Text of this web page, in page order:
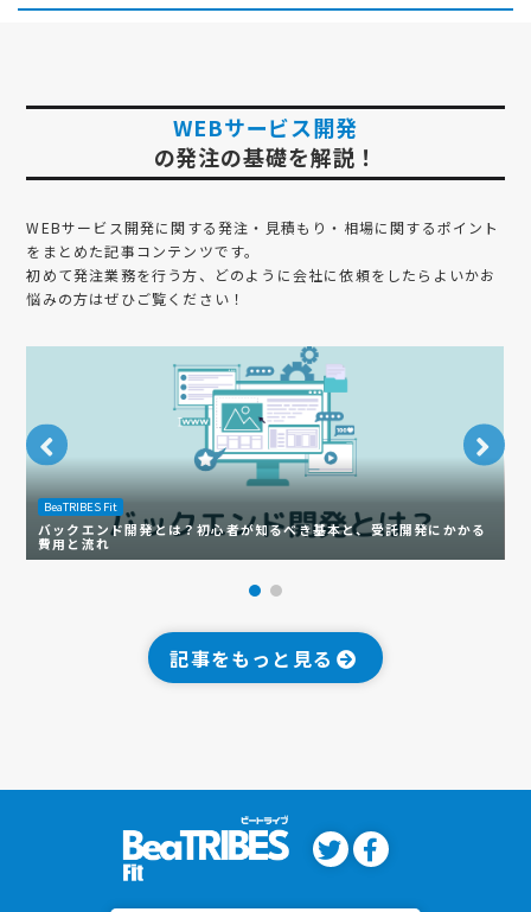
WEBサービス開発
の発注の基礎を解説！
WEBサービス開発に関する発注・見積もり・相場に関するポイント
をまとめた記事コンテンツです。
初めて発注業務を行う方、どのように会社に依頼をしたらよいかお
悩みの方はぜひご覧ください！
BeaTRIBES Fit
バックエンド開発とは？初心者が知るべき基本と、受託開発にかかる
費用と流れ
記事をもっと見る